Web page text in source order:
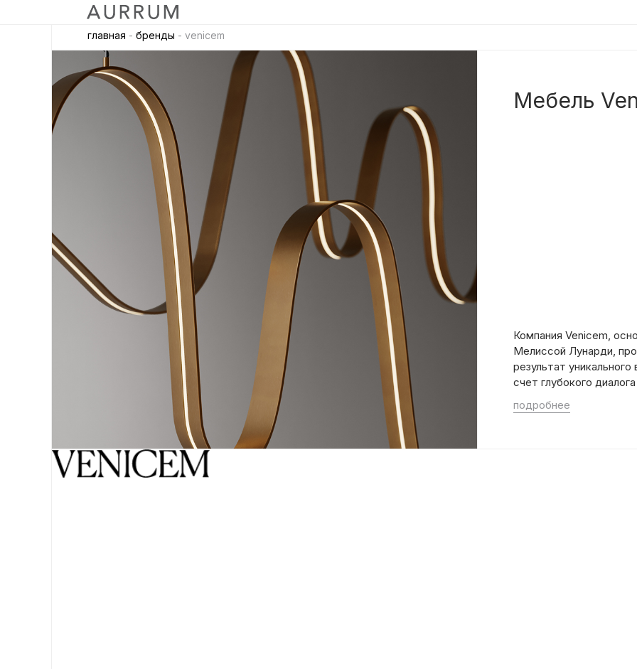
главная - бренды - venicem
Мебель
Компания Venicem,
Мелиссой Лунарди,
результат
счет глубокого
подробнее